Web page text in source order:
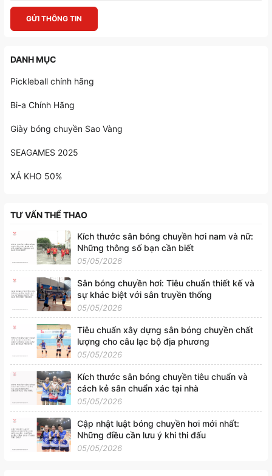
GỬI THÔNG TIN
DANH MỤC
Pickleball chính hãng
Bi-a Chính Hãng
Giày bóng chuyền Sao Vàng
SEAGAMES 2025
XẢ KHO 50%
TƯ VẤN THỂ THAO
Kích thước sân bóng chuyền hơi nam và nữ:
Những thông số bạn cần biết
05/05/2026
Sân bóng chuyền hơi: Tiêu chuẩn thiết kế và
sự khác biệt với sân truyền thống
05/05/2026
Tiêu chuẩn xây dựng sân bóng chuyền chất
lượng cho câu lạc bộ địa phương
05/05/2026
Kích thước sân bóng chuyền tiêu chuẩn và
cách kẻ sân chuẩn xác tại nhà
05/05/2026
Cập nhật luật bóng chuyền hơi mới nhất:
Những điều cần lưu ý khi thi đấu
05/05/2026